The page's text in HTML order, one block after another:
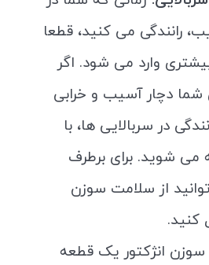
رانندگی می کنید، قطعا
وارد می شود. اگر
شما دچار آسیب و خرابی
در سربالایی ها، با
می شوید. برای برطرف
از سلامت سوزن
کنید.
سوزن انژکتور یک قطعه